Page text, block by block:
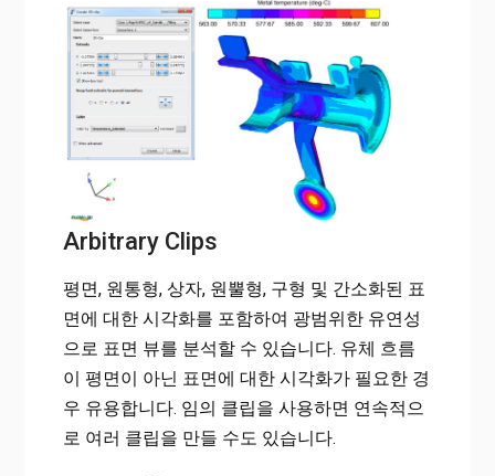
Arbitrary Clips
평면, 원통형, 상자, 원뿔형, 구형 및 간소화된 표
면에 대한 시각화를 포함하여 광범위한 유연성
으로 표면 뷰를 분석할 수 있습니다. 유체 흐름
이 평면이 아닌 표면에 대한 시각화가 필요한 경
우 유용합니다. 임의 클립을 사용하면 연속적으
로 여러 클립을 만들 수도 있습니다.